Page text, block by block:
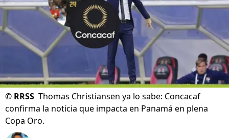
© RRSS Thomas Christiansen ya lo sabe: Concacaf
confirma la noticia que impacta en Panamá en plena
Copa Oro.